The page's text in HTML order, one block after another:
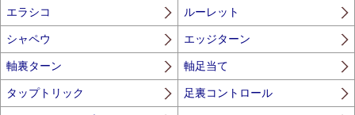
エラシコ ルーレット
シャペウ エッジターン
軸裏ターン 軸足当て
タップトリック 足裏コントロール